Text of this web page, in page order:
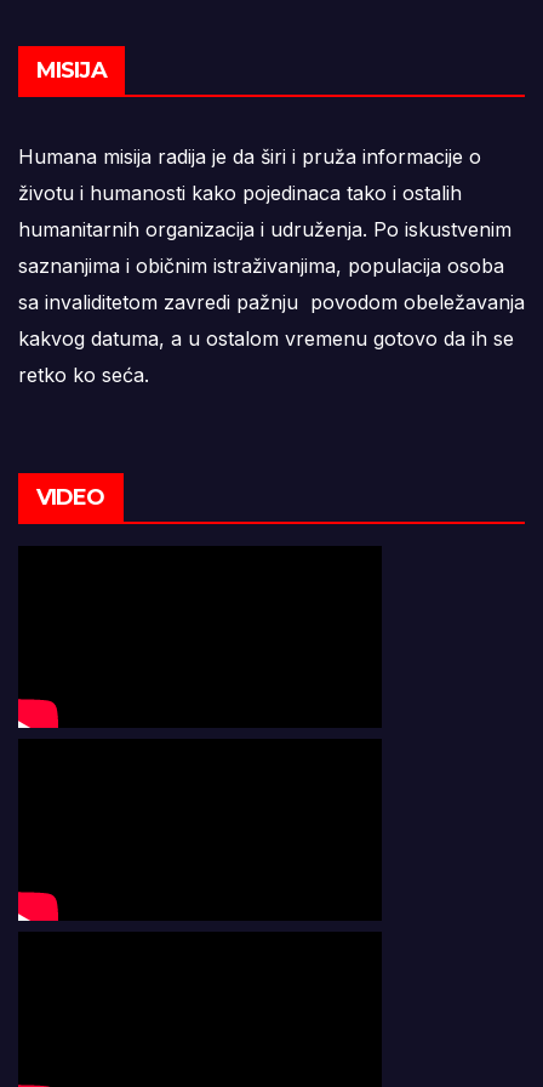
MISIJA
Humana misija radija je da širi i pruža informacije o
životu i humanosti kako pojedinaca tako i ostalih
humanitarnih organizacija i udruženja. Po iskustvenim
saznanjima i običnim istraživanjima, populacija osoba
sa invaliditetom zavredi pažnju povodom obeležavanja
kakvog datuma, a u ostalom vremenu gotovo da ih se
retko ko seća.
VIDEO